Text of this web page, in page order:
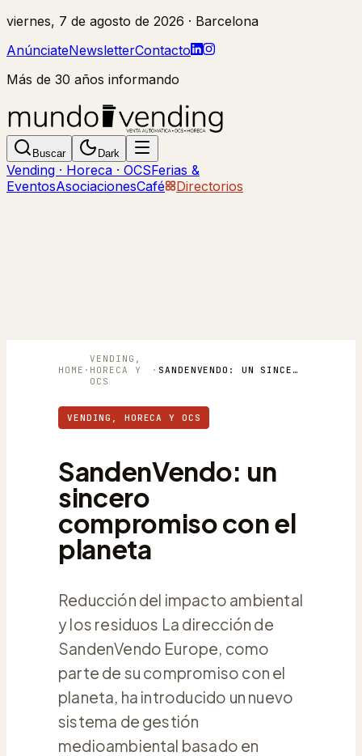
viernes, 7 de agosto de 2026 · Barcelona
AnúnciateNewsletterContacto
Más de 30 años informando
Buscar Dark
Vending · Horeca · OCSFerias &
EventosAsociacionesCafé Directorios
HOME ·
VENDING,
HORECA Y
OCS
· SANDENVENDO: UN SINCERO COMPROMISO CON EL PLANETA
VENDING, HORECA Y OCS
SandenVendo: un
sincero
compromiso con el
planeta
Reducción del impacto ambiental
y los residuos La dirección de
SandenVendo Europe, como
parte de su compromiso con el
planeta, ha introducido un nuevo
sistema de gestión
medioambiental basado en